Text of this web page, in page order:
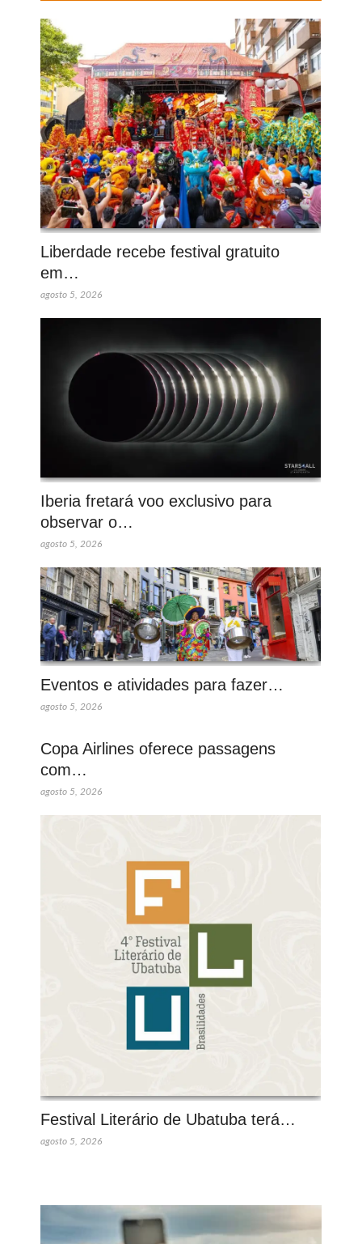
Liberdade recebe festival gratuito
em…
agosto 5, 2026
Iberia fretará voo exclusivo para
observar o…
agosto 5, 2026
Eventos e atividades para fazer…
agosto 5, 2026
Copa Airlines oferece passagens
com…
agosto 5, 2026
Festival Literário de Ubatuba terá…
agosto 5, 2026